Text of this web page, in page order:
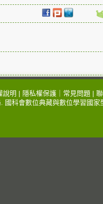
說明 | 隱私權保護 常見問題 |
國科會數位典藏與數位學習國家